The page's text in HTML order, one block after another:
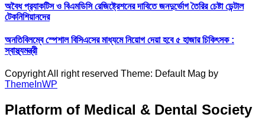
অবৈধ প্র‍্যাকটিস ও বিএমডিসি রেজিষ্ট্রেশনের দাবিতে জনদুর্ভোগ তৈরির চেষ্টা ডেন্টাল
টেকনিশিয়ানদের
অনতিবিলম্বে স্পেশাল বিসিএসের মাধ্যমে নিয়োগ দেয়া হবে ৫ হাজার চিকিৎসক :
স্বাস্থ্যমন্ত্রী
Copyright All right reserved Theme: Default Mag by
ThemeInWP
Platform of Medical & Dental Society